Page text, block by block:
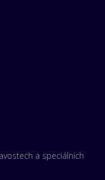
a speciálních